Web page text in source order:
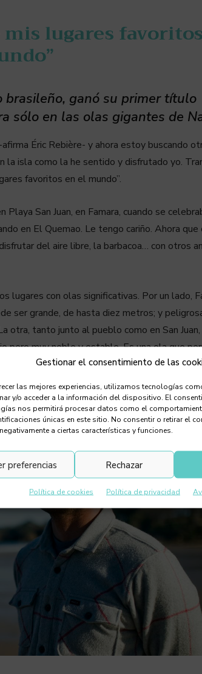
Gestionar el consentimiento de las
las mejores experiencias, utilizamos tecnologías
y/o acceder a la información del dispositivo. El
nos permitirá procesar datos como el
únicas en este sitio. No consentir o retirar el
a ciertas características y funciones.
Rechazar
preferencias
Política de cookies Política de privacidad
lugares favoritos
brasileño, ganó su primer título
sólo en las olas gigantes de
Éric Rebière- y ahora estoy buscando
la isla como la he sentido y disfrutado yo.
favoritos en el mundo”.
San Juan, en Famara, cuando se
en El Quemao. Le tengo cariño. Ahora
del aire libre, la barbacoa… con otros
lugares con olas significativas. Por un lado,
ser grande, de hasta diez metros; y
otra, tanto junto al pueblo como en San Juan,
pero muy noble y estable. Es una ola que